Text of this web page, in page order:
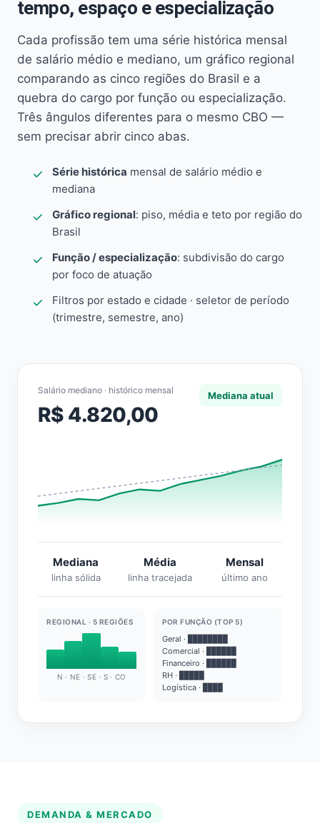
tempo, espaço e especialização
Cada profissão tem uma série histórica mensal
de salário médio e mediano, um gráfico regional
comparando as cinco regiões do Brasil e a
quebra do cargo por função ou especialização.
Três ângulos diferentes para o mesmo CBO —
sem precisar abrir cinco abas.
Série histórica mensal de salário médio e
mediana
Gráfico regional: piso, média e teto por região do
Brasil
Função / especialização: subdivisão do cargo
por foco de atuação
Filtros por estado e cidade · seletor de período
(trimestre, semestre, ano)
Salário mediano · histórico mensal
R$ 4.820,00
Mediana atual
Mediana
linha sólida
Média
linha tracejada
Mensal
último ano
REGIONAL · 5 REGIÕES
N · NE · SE · S · CO
POR FUNÇÃO (TOP 5)
Geral · ████████
Comercial · ██████
Financeiro · ██████
RH · █████
Logística · ████
DEMANDA & MERCADO